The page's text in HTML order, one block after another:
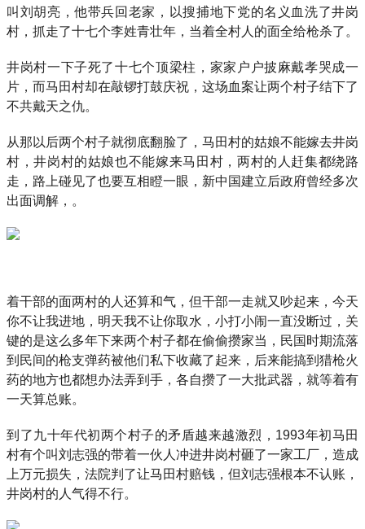
叫刘胡亮，他带兵回老家，以搜捕地下党的名义血洗了井岗
村，抓走了十七个李姓青壮年，当着全村人的面全给枪杀了。
井岗村一下子死了十七个顶梁柱，家家户户披麻戴孝哭成一
片，而马田村却在敲锣打鼓庆祝，这场血案让两个村子结下了
不共戴天之仇。
从那以后两个村子就彻底翻脸了，马田村的姑娘不能嫁去井岗
村，井岗村的姑娘也不能嫁来马田村，两村的人赶集都绕路
走，路上碰见了也要互相瞪一眼，新中国建立后政府曾经多次
出面调解，。
着干部的面两村的人还算和气，但干部一走就又吵起来，今天
你不让我进地，明天我不让你取水，小打小闹一直没断过，关
键的是这么多年下来两个村子都在偷偷攒家当，民国时期流落
到民间的枪支弹药被他们私下收藏了起来，后来能搞到猎枪火
药的地方也都想办法弄到手，各自攒了一大批武器，就等着有
一天算总账。
到了九十年代初两个村子的矛盾越来越激烈，1993年初马田
村有个叫刘志强的带着一伙人冲进井岗村砸了一家工厂，造成
上万元损失，法院判了让马田村赔钱，但刘志强根本不认账，
井岗村的人气得不行。